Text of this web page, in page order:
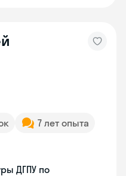
7 лет опыта
ДГПУ по